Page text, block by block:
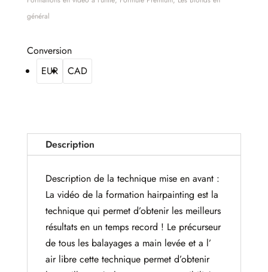
général
Conversion
EUR
CAD
Description
Description de la technique mise en avant :
La vidéo de la formation hairpainting est la
technique qui permet d’obtenir les meilleurs
résultats en un temps record ! Le précurseur
de tous les balayages a main levée et a l’
air libre cette technique permet d’obtenir